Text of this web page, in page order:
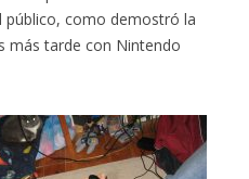
público, como demostró la
más tarde con Nintendo